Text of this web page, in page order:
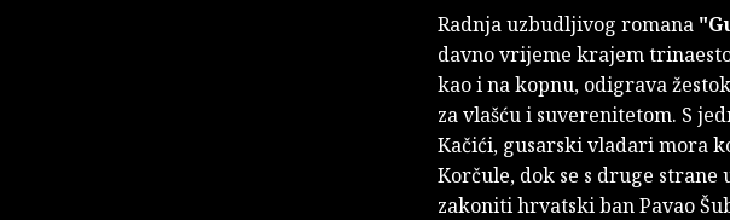
Radnja uzbudljivog romana
davno vrijeme krajem
kao i na kopnu, odigrava
za vlašću i suverenitetom. S
Kačići, gusarski vladari mora
Korčule, dok se s druge
zakoniti hrvatski ban Pavao